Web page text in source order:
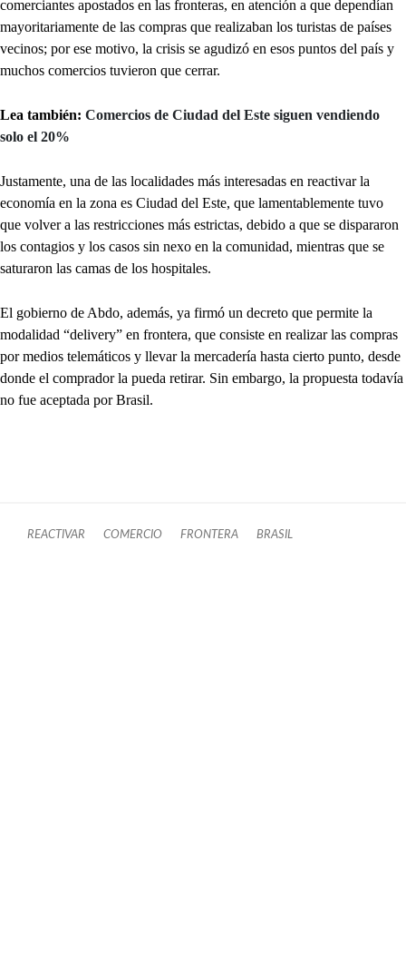
comerciantes apostados en las fronteras, en atención a que dependían
mayoritariamente de las compras que realizaban los turistas de países
vecinos; por ese motivo, la crisis se agudizó en esos puntos del país y
muchos comercios tuvieron que cerrar.
Lea también: Comercios de Ciudad del Este siguen vendiendo
solo el 20%
Justamente, una de las localidades más interesadas en reactivar la
economía en la zona es Ciudad del Este, que lamentablemente tuvo
que volver a las restricciones más estrictas, debido a que se dispararon
los contagios y los casos sin nexo en la comunidad, mientras que se
saturaron las camas de los hospitales.
El gobierno de Abdo, además, ya firmó un decreto que permite la
modalidad “delivery” en frontera, que consiste en realizar las compras
por medios telemáticos y llevar la mercadería hasta cierto punto, desde
donde el comprador la pueda retirar. Sin embargo, la propuesta todavía
no fue aceptada por Brasil.
REACTIVAR COMERCIO FRONTERA BRASIL